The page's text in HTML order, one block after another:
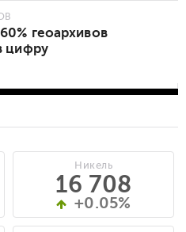
геоархивов
цифру
Никель
16 708
+0.05%